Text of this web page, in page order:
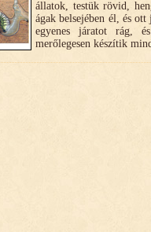
állatok, testük rövid,
ágak belsejében él, és
egyenes járatot rág,
merőlegesen készítik